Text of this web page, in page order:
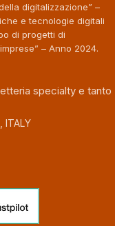
digitalizzazione” –
e tecnologie digitali
di progetti di
– Anno 2024.
specialty e tanto
ITALY